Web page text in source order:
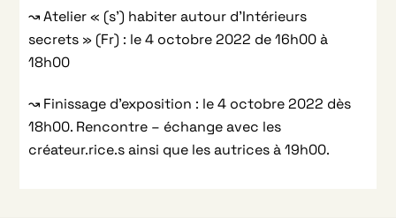
↝ Atelier « (s’) habiter autour d’Intérieurs
secrets » (Fr) : le 4 octobre 2022 de 16h00 à
18h00
↝ Finissage d’exposition : le 4 octobre 2022 dès
18h00. Rencontre – échange avec les
créateur.rice.s ainsi que les autrices à 19h00.